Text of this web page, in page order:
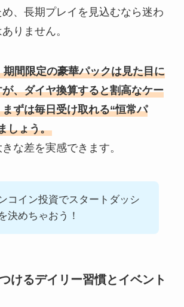
、長期プレイを見込むなら迷わ
りません。
間限定の豪華パックは見た目に
、ダイヤ換算すると割高なケー
ずは毎日受け取れる“恒常パ
しょう。
な差を実感できます。
コイン投資でスタートダッシ
決めちゃおう！
けるデイリー習慣とイベント